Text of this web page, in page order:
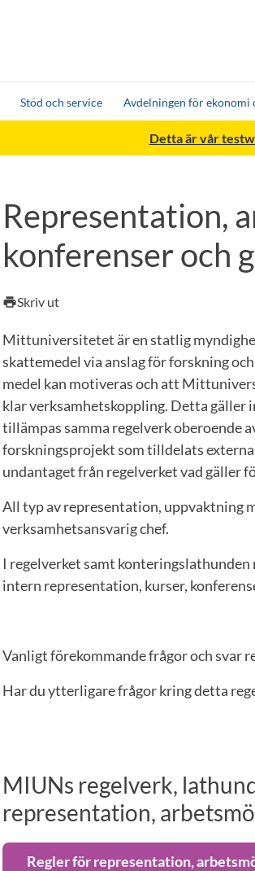
Stöd och service Avdelningen för ekonomi
Detta är vår
Representation,
konferenser och
printSkriv ut
Mittuniversitetet är en statlig
skattemedel via anslag för forskning
medel kan motiveras och att
klar verksamhetskoppling. Detta
tillämpas samma regelverk oberoende
forskningsprojekt som tilldelats
undantaget från regelverket vad gäller
All typ av representation, uppvaktning
verksamhetsansvarig chef.
I regelverket samt
intern representation, kurser,
Vanligt förekommande frågor och svar
Har du ytterligare frågor kring detta
MIUNs regelverk,
representation,
Regler för representation,